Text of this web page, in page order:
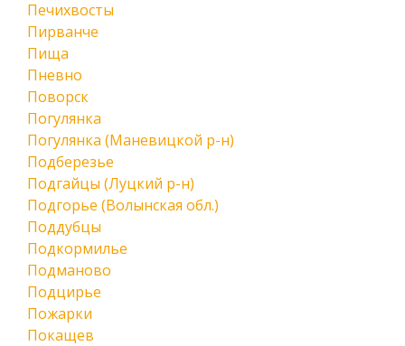
Печихвосты
Пирванче
Пища
Пневно
Поворск
Погулянка
Погулянка (Маневицкой р-н)
Подберезье
Подгайцы (Луцкий р-н)
Подгорье (Волынская обл.)
Поддубцы
Подкормилье
Подманово
Подцирье
Пожарки
Покащев